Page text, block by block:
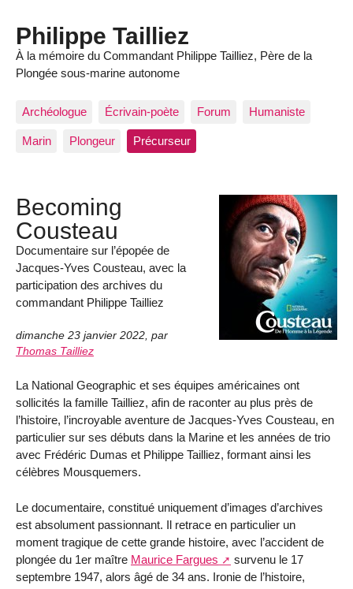
Philippe Tailliez
À la mémoire du Commandant Philippe Tailliez, Père de la
Plongée sous-marine autonome
Archéologue Écrivain-poète Forum Humaniste
Marin Plongeur Précurseur
Becoming
Cousteau
Documentaire sur l’épopée de
Jacques-Yves Cousteau, avec la
participation des archives du
commandant Philippe Tailliez
dimanche 23 janvier 2022 par
Thomas Tailliez
La National Geographic et ses équipes américaines ont
sollicités la famille Tailliez, afin de raconter au plus près de
l’histoire, l’incroyable aventure de Jacques-Yves Cousteau, en
particulier sur ses débuts dans la Marine et les années de trio
avec Frédéric Dumas et Philippe Tailliez, formant ainsi les
célèbres Mousquemers.
Le documentaire, constitué uniquement d’images d’archives
est absolument passionnant. Il retrace en particulier un
moment tragique de cette grande histoire, avec l’accident de
plongée du 1er maître Maurice Fargues
survenu le 17
septembre 1947, alors âgé de 34 ans. Ironie de l’histoire,